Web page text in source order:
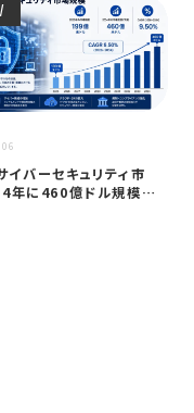
イバーセキュリティ市
年に460億ドル規模へ